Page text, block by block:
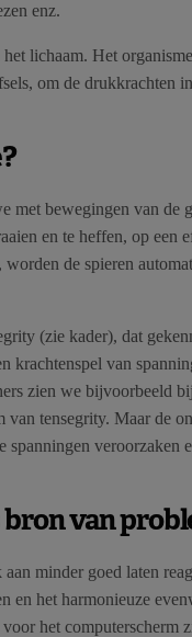
enz.
lichaam. Het
om de drukkrachten
met bewegingen van de
en te heffen, op een
de spieren
(zie kader), dat
krachtenspel van
zien we bijvoorbeeld
van tensegrity. Maar de
veroorzaken
van
minder goed laten
en het harmonieuze
het computerscherm